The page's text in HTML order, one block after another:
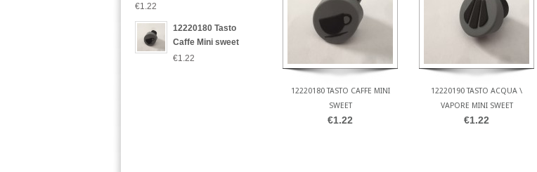
12220180 TASTO CAFFE MINI
SWEET
€1.22
12220190 TASTO ACQUA \
VAPORE MINI SWEET
€1.22
€1.22
12220180 Tasto
Caffe Mini sweet
€1.22